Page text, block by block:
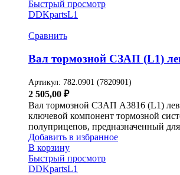
Быстрый просмотр
DDKpartsL1
Сравнить
Вал тормозной СЗАП (L1)
Артикул: 782.0901 (7820901)
2 505,00 ₽
Вал тормозной СЗАП A3816 (L1)
ключевой компонент тормозной
полуприцепов, предназначенный
Добавить в избранное
В корзину
Быстрый просмотр
DDKpartsL1